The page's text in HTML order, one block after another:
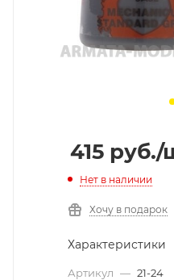
415 руб./
Нет в наличии
Хочу в подарок
Характеристики
Артикул — 21-24